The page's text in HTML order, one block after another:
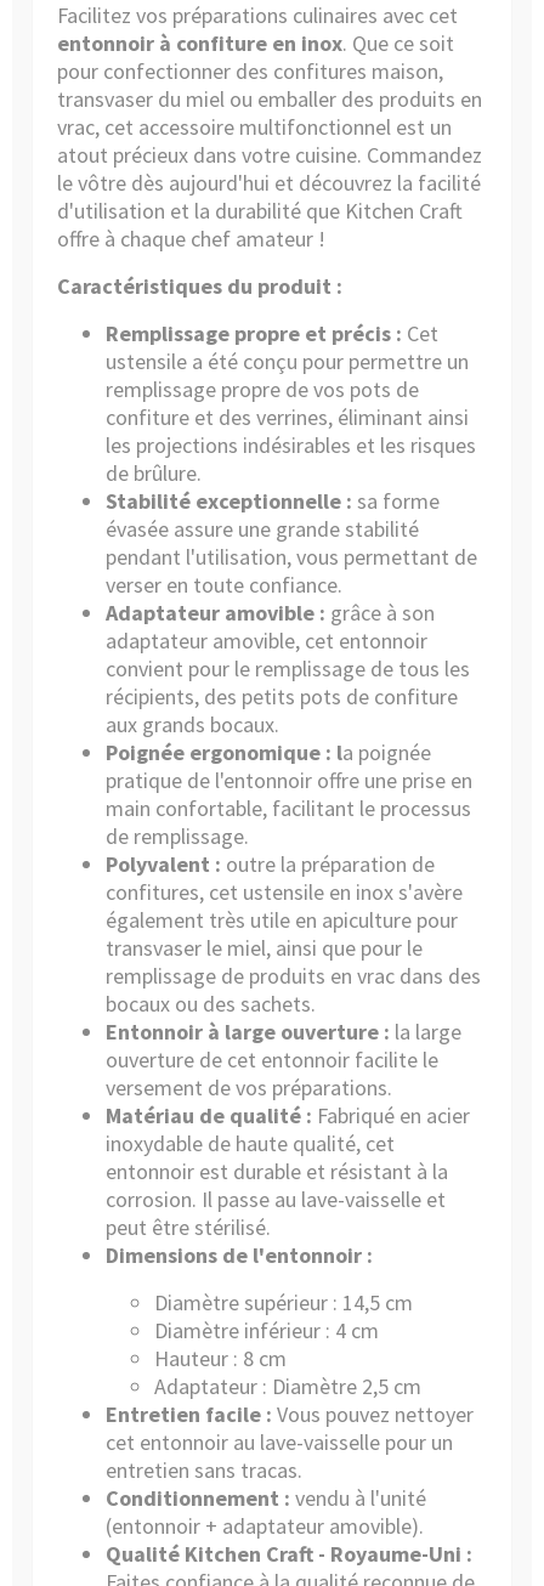
Facilitez vos préparations culinaires avec cet
entonnoir à confiture en inox. Que ce soit
pour confectionner des confitures maison,
transvaser du miel ou emballer des produits en
vrac, cet accessoire multifonctionnel est un
atout précieux dans votre cuisine. Commandez
le vôtre dès aujourd'hui et découvrez la facilité
d'utilisation et la durabilité que Kitchen Craft
offre à chaque chef amateur !
Caractéristiques du produit :
Remplissage propre et précis : Cet
ustensile a été conçu pour permettre un
remplissage propre de vos pots de
confiture et des verrines, éliminant ainsi
les projections indésirables et les risques
de brûlure.
Stabilité exceptionnelle : sa forme
évasée assure une grande stabilité
pendant l'utilisation, vous permettant de
verser en toute confiance.
Adaptateur amovible : grâce à son
adaptateur amovible, cet entonnoir
convient pour le remplissage de tous les
récipients, des petits pots de confiture
aux grands bocaux.
Poignée ergonomique : la poignée
pratique de l'entonnoir offre une prise en
main confortable, facilitant le processus
de remplissage.
Polyvalent : outre la préparation de
confitures, cet ustensile en inox s'avère
également très utile en apiculture pour
transvaser le miel, ainsi que pour le
remplissage de produits en vrac dans des
bocaux ou des sachets.
Entonnoir à large ouverture : la large
ouverture de cet entonnoir facilite le
versement de vos préparations.
Matériau de qualité : Fabriqué en acier
inoxydable de haute qualité, cet
entonnoir est durable et résistant à la
corrosion. Il passe au lave-vaisselle et
peut être stérilisé.
Dimensions de l'entonnoir :
Diamètre supérieur : 14,5 cm
Diamètre inférieur : 4 cm
Hauteur : 8 cm
Adaptateur : Diamètre 2,5 cm
Entretien facile : Vous pouvez nettoyer
cet entonnoir au lave-vaisselle pour un
entretien sans tracas.
Conditionnement : vendu à l'unité
(entonnoir + adaptateur amovible).
Qualité Kitchen Craft - Royaume-Uni :